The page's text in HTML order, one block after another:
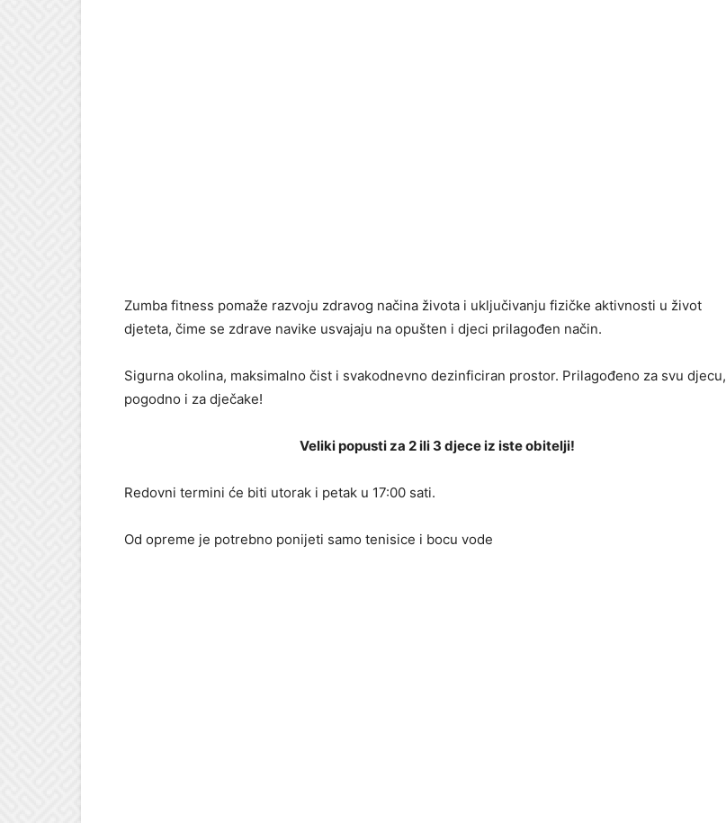
Zumba fitness pomaže razvoju zdravog načina života i uključivanju fizičke aktivnosti u život
djeteta, čime se zdrave navike usvajaju na opušten i djeci prilagođen način.
Sigurna okolina, maksimalno čist i svakodnevno dezinficiran prostor. Prilagođeno za svu djecu,
pogodno i za dječake!
Veliki popusti za 2 ili 3 djece iz iste obitelji!
Redovni termini će biti utorak i petak u 17:00 sati.
Od opreme je potrebno ponijeti samo tenisice i bocu vode